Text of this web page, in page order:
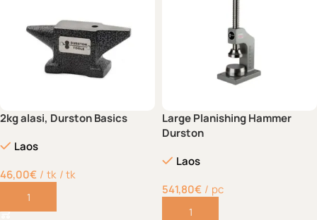
2kg alasi, Durston Basics
Laos
46,00€ tk / tk
Lisa korvi
Large Planishing Hammer
Durston
Laos
541,80€ pc
Lisa korvi